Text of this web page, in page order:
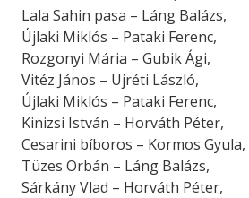
Lala Sahin pasa – Láng Balázs,
Újlaki Miklós – Pataki Ferenc,
Rozgonyi Mária – Gubik Ági,
Vitéz János – Ujréti László,
Újlaki Miklós – Pataki Ferenc,
Kinizsi István – Horváth Péter,
Cesarini bíboros – Kormos Gyula,
Tüzes Orbán – Láng Balázs,
Sárkány Vlad – Horváth Péter,